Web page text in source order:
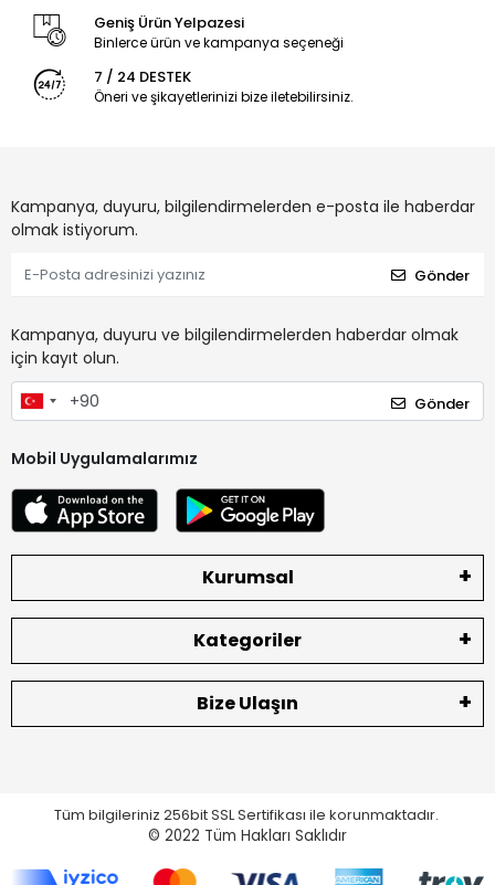
Geniş Ürün Yelpazesi
Binlerce ürün ve kampanya seçeneği
7 / 24 DESTEK
Öneri ve şikayetlerinizi bize iletebilirsiniz.
Kampanya, duyuru, bilgilendirmelerden e-posta ile haberdar
olmak istiyorum.
Gönder
Kampanya, duyuru ve bilgilendirmelerden haberdar olmak
için kayıt olun.
Gönder
Mobil Uygulamalarımız
Kurumsal
Kategoriler
Bize Ulaşın
Tüm bilgileriniz 256bit SSL Sertifikası ile korunmaktadır.
© 2022 Tüm Hakları Saklıdır